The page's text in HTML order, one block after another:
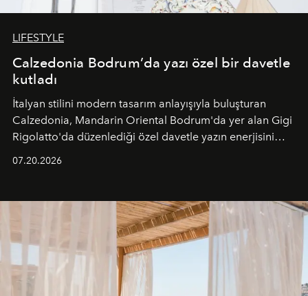
LIFESTYLE
Calzedonia Bodrum’da yazı özel bir davetle
kutladı
İtalyan stilini modern tasarım anlayışıyla buluşturan
Calzedonia, Mandarin Oriental Bodrum'da yer alan Gigi
Rigolatto'da düzenlediği özel davetle yazın enerjisini
07.20.2026